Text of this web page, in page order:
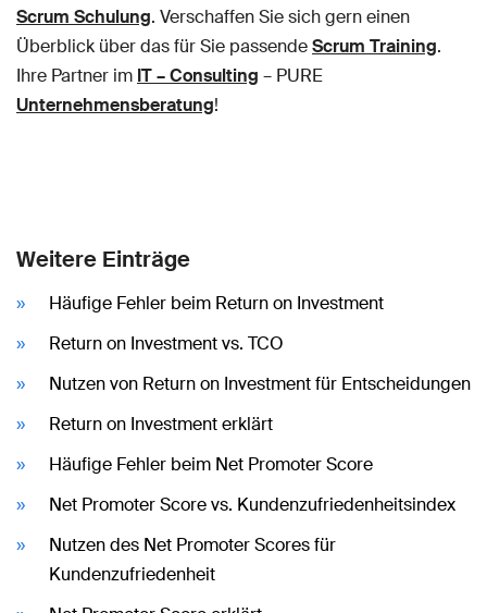
Scrum Schulung. Verschaffen Sie sich gern einen
Überblick über das für Sie passendeScrum Training.
Ihre Partner im IT – Consulting – PURE
Unternehmensberatung!
Weitere Einträge
Häufige Fehler beim Return on Investment
Return on Investment vs. TCO
Nutzen von Return on Investment für Entscheidungen
Return on Investment erklärt
Häufige Fehler beim Net Promoter Score
Net Promoter Score vs. Kundenzufriedenheitsindex
Nutzen des Net Promoter Scores für
Kundenzufriedenheit